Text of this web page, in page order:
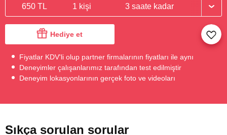
650 TL 1 kişi 3 saate kadar
Hediye et
Fiyatlar KDV'li olup partner firmalarının fiyatları ile aynı
Deneyimler çalışanlarımız tarafından test edilmiştir
Deneyim lokasyonlarının gerçek foto ve videoları
Sıkça sorulan sorular